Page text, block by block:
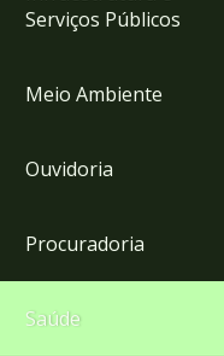
Serviços Públicos
Meio Ambiente
Ouvidoria
Procuradoria
Saúde